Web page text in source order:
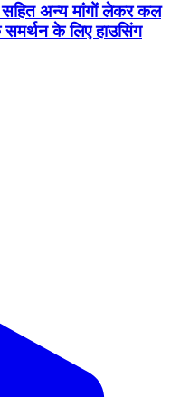
सहित अन्य मांगों लेकर कल
के लिए हाउसिंग